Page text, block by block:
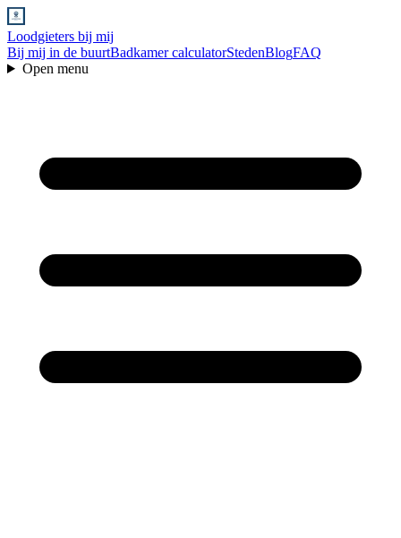
Loodgieters bij mij
Bij mij in de buurtBadkamer calculatorStedenBlogFAQ
Open menu